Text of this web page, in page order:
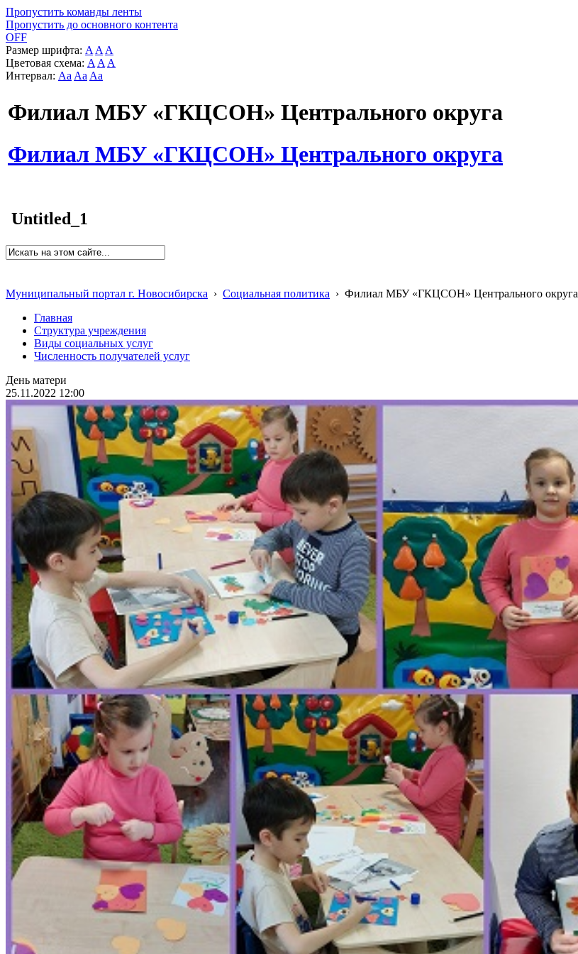
Пропустить команды ленты
Пропустить до основного контента
OFF
Размер шрифта: A A A
Цветовая схема: A A A
Интервал: Aa Aa Aa
Филиал МБУ «ГКЦСОН» Центрального округа
Филиал МБУ «ГКЦСОН» Центрального округа
Untitled_1
Муниципальный портал г. Новосибирска › Социальная политика › Филиал МБУ «ГКЦСОН» Центрального округа
Главная
Структура учреждения
Виды социальных услуг
Численность получателей услуг
День матери
25.11.2022 12:00